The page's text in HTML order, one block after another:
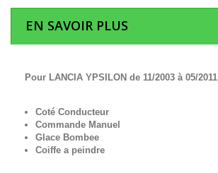
EN SAVOIR PLUS
Pour LANCIA YPSILON de 11/2003 à 05/2011
Coté Conducteur
Commande Manuel
Glace Bombee
Coiffe a peindre